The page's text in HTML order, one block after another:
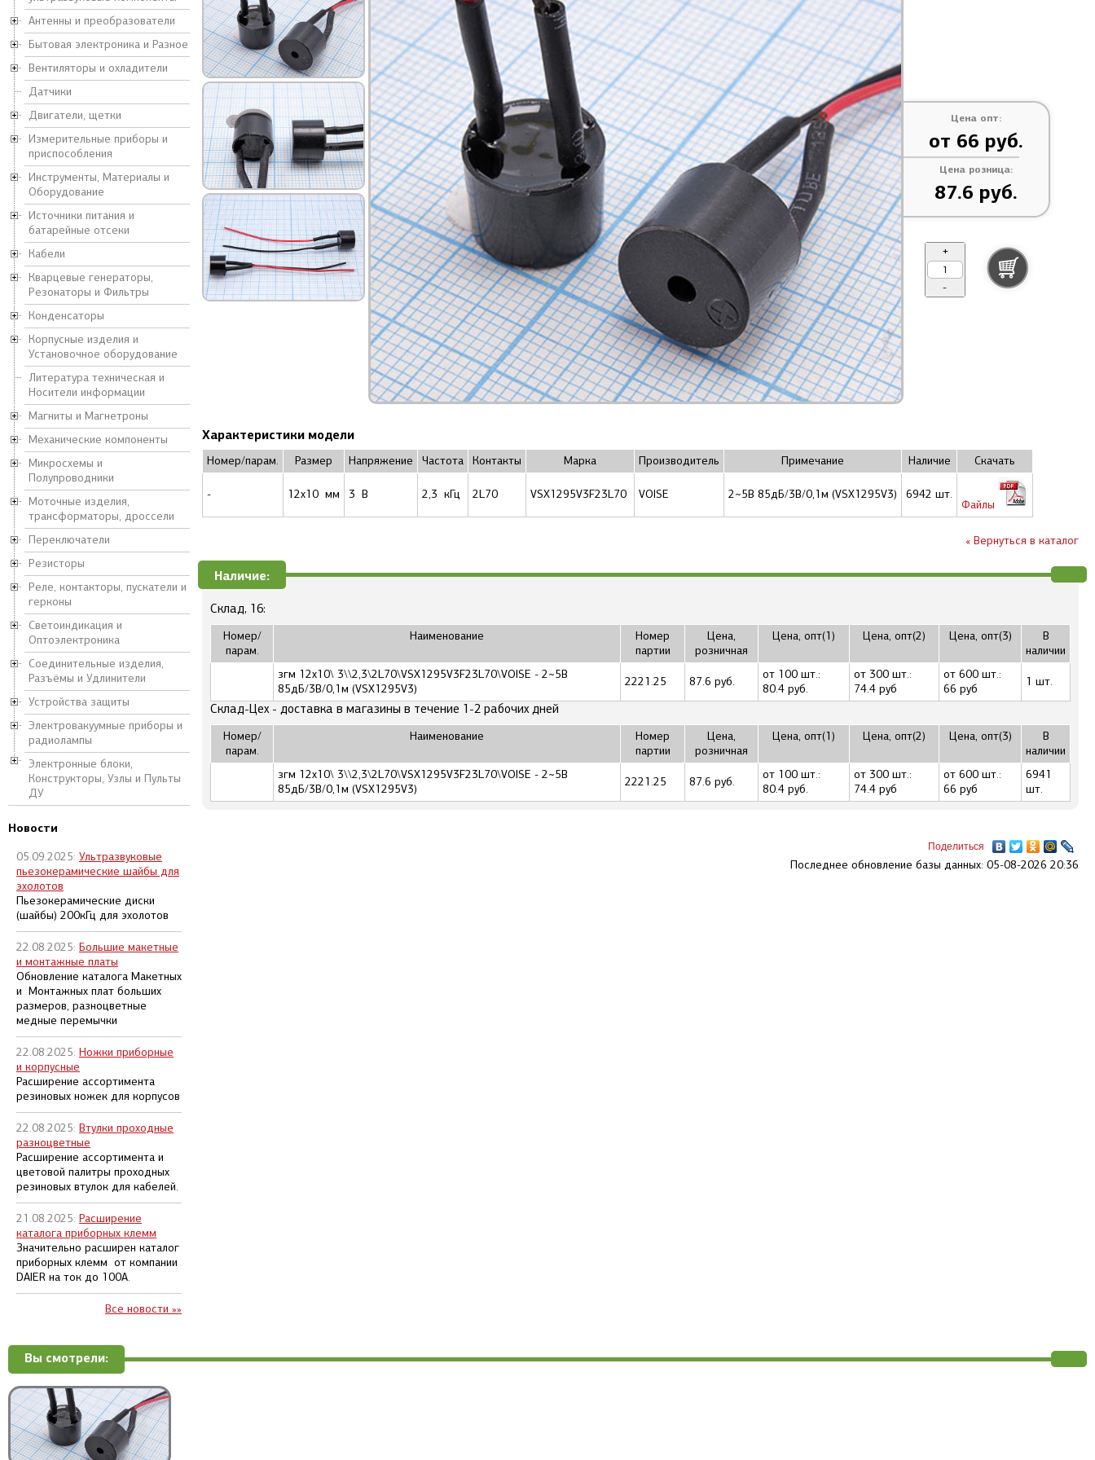
Антенны и преобразователи
Бытовая электроника и Разное
Вентиляторы и охладители
Датчики
Двигатели, щетки
Измерительные приборы и
приспособления
Инструменты, Материалы и
Оборудование
Источники питания и
батарейные отсеки
Кабели
Кварцевые генераторы,
Резонаторы и Фильтры
Конденсаторы
Корпусные изделия и
Установочное оборудование
Литература техническая и
Носители информации
Магниты и Магнетроны
Механические компоненты
Микросхемы и
Полупроводники
Моточные изделия,
трансформаторы, дроссели
Переключатели
Резисторы
Реле, контакторы, пускатели и
герконы
Светоиндикация и
Оптоэлектроника
Соединительные изделия,
Разъёмы и Удлинители
Устройства защиты
Электровакуумные приборы и
радиолампы
Электронные блоки,
Конструкторы, Узлы и Пульты
ДУ
Новости
05.09.2025: Ультразвуковые
пьезокерамические шайбы для
эхолотов
Пьезокерамические диски
(шайбы) 200кГц для эхолотов
22.08.2025: Большие макетные
и монтажные платы
Обновление каталога Макетных
и Монтажных плат больших
размеров, разноцветные
медные перемычки
22.08.2025: Ножки приборные
и корпусные
Расширение ассортимента
резиновых ножек для корпусов
22.08.2025: Втулки проходные
разноцветные
Расширение ассортимента и
цветовой палитры проходных
резиновых втулок для кабелей.
21.08.2025: Расширение
каталога приборных клемм
Значительно расширен каталог
приборных клемм от компании
DAIER на ток до 100А.
Все новости »»
Цена опт:
от 66 руб.
Цена розница:
87.6 руб.
+
-
Характеристики модели
Номер/парам. Размер Напряжение Частота Контакты Марка Производитель Примечание Наличие Скачать
- 12x10 мм 3 В 2,3 кГц 2L70 VSX1295V3F23L70 VOISE 2~5В 85дБ/3В/0,1м (VSX1295V3) 6942 шт.
Файлы
« Вернуться в каталог
Наличие:
Склад, 16:
Номер/
парам.
Наименование
Номер
партии
Цена,
розничная
Цена, опт(1) Цена, опт(2) Цена, опт(3)
В
наличии
згм 12x10\ 3\\2,3\2L70\VSX1295V3F23L70\VOISE - 2~5В
85дБ/3В/0,1м (VSX1295V3)
2221.25 87.6 руб.
от 100 шт.:
80.4 руб.
от 300 шт.:
74.4 руб
от 600 шт.:
66 руб
1 шт.
Склад-Цех - доставка в магазины в течение 1-2 рабочих дней
Номер/
парам.
Наименование
Номер
партии
Цена,
розничная
Цена, опт(1) Цена, опт(2) Цена, опт(3)
В
наличии
згм 12x10\ 3\\2,3\2L70\VSX1295V3F23L70\VOISE - 2~5В
85дБ/3В/0,1м (VSX1295V3)
2221.25 87.6 руб.
от 100 шт.:
80.4 руб.
от 300 шт.:
74.4 руб
от 600 шт.:
66 руб
6941
шт.
Поделиться
Последнее обновление базы данных: 05-08-2026 20:36
Вы смотрели: